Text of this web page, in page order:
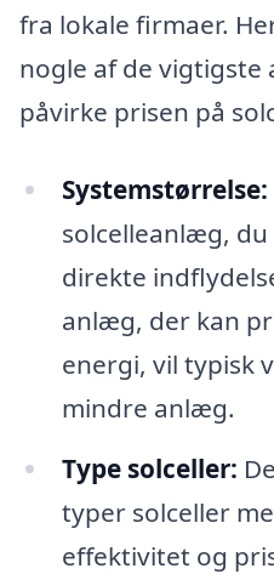
fra lokale firmaer.
nogle af de vigtigste
påvirke prisen på
Systemstørrelse:
solcelleanlæg,
direkte
anlæg, der kan
energi, vil typisk
mindre anlæg.
Type solceller:
typer solceller
effektivitet og